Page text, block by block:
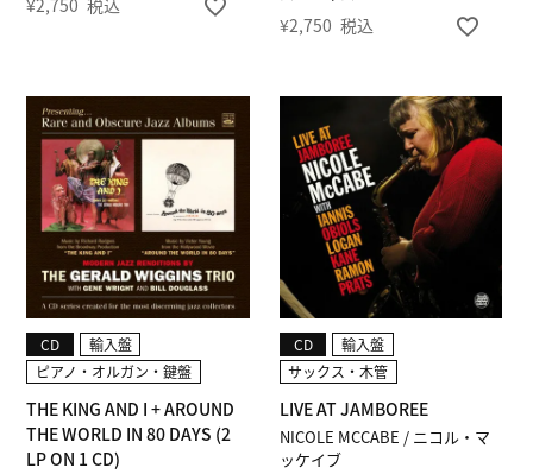
¥2,750 税込
¥2,750 税込
THE KING AND I + AROUND
THE WORLD IN 80 DAYS (2
LP ON 1 CD)
CD
輸入盤
ピアノ・オルガン・鍵盤
NICOLE MCCABE / ニコル・マ
ッケイブ
LIVE AT JAMBOREE
CD
輸入盤
サックス・木管